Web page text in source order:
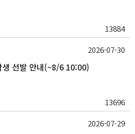
13884
선발 안내(~8/6 10:00)
13696
2026-07-30
2026-07-29